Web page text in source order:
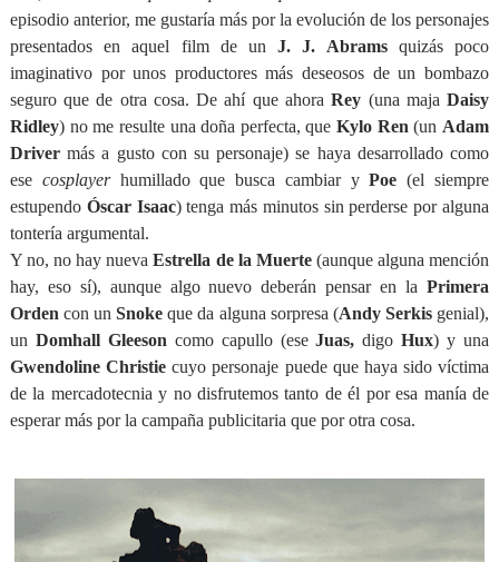
episodio anterior, me gustaría más por la evolución de los personajes
presentados en aquel film de unJ. J. Abrams quizás poco
imaginativo por unos productores más deseosos de un bombazo
seguro que de otra cosa. De ahí que ahoraRey (una majaDaisy
Ridley) no me resulte una doña perfecta, queKylo Ren(un Adam
Drivermás a gusto con su personaje) se haya desarrollado como
ese cosplayerhumillado que busca cambiar yPoe (el siempre
estupendo Óscar Isaac) tenga más minutos sin perderse por alguna
tontería argumental.
Y no, no hay nuevaEstrella de la Muerte (aunque alguna mención
hay, eso sí), aunque algo nuevo deberán pensar en laPrimera
Ordencon unSnoke que da alguna sorpresa (Andy Serkisgenial),
un Domhall Gleeson como capullo (eseJuas, digo Hux) y una
Gwendoline Christiecuyo personaje puede que haya sido víctima
de la mercadotecnia y no disfrutemos tanto de él por esa manía de
esperar más por la campaña publicitaria que por otra cosa.